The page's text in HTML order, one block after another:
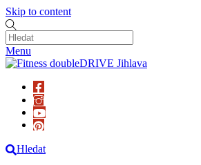
Skip to content
Menu
Hledat